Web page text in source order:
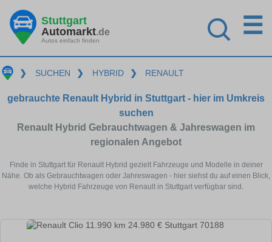
Stuttgart
Automarkt.de
Autos einfach finden
☰
❯ SUCHEN ❯ HYBRID ❯ RENAULT
gebrauchte Renault Hybrid in Stuttgart - hier im Umkreis
suchen
Renault Hybrid Gebrauchtwagen & Jahreswagen im
regionalen Angebot
Finde in Stuttgart für Renault Hybrid gezielt Fahrzeuge und Modelle in deiner
Nähe. Ob als Gebrauchtwagen oder Jahreswagen - hier siehst du auf einen Blick,
welche Hybrid Fahrzeuge von Renault in Stuttgart verfügbar sind.